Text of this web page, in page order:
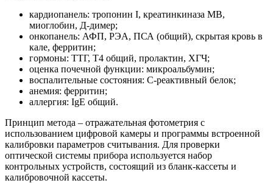
кардиопанель: тропонин I, креатинкиназа МВ,
миоглобин, Д-димер;
онкопанель: АФП, РЭА, ПСА (общий), скрытая кровь в
кале, ферритин;
гормоны: ТТГ, Т4 общий, пролактин, ХГЧ;
оценка почечной функции: микроальбумин;
воспалительные состояния: С-реактивный белок;
анемия: ферритин;
аллергия: IgЕ общий.
Принцип метода – отражательная фотометрия с
использованием цифровой камеры и программы встроенной
калибровки параметров считывания. Для проверки
оптической системы прибора используется набор
контрольных устройств, состоящий из бланк-кассеты и
калибровочной кассеты.